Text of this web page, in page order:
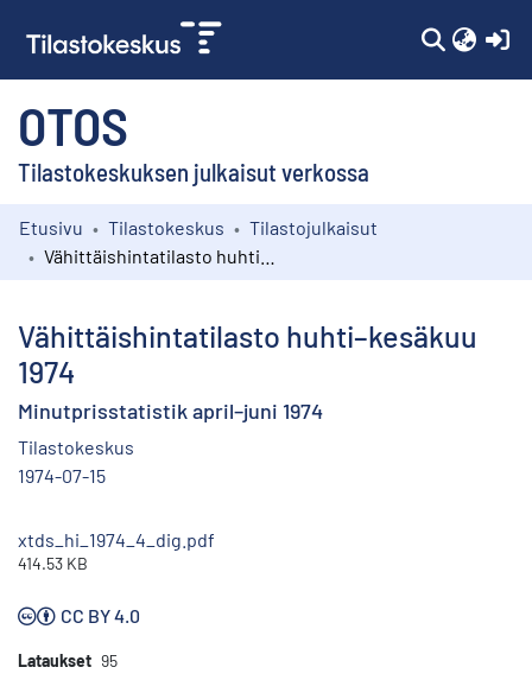
OTOS
Tilastokeskuksen julkaisut verkossa
Kokoelmat
Etusivu Tilastokeskus
Tilastojulkaisut
Vähittäishintatilasto huhti–kesäkuu
1974
Minutprisstatistik april–juni 1974
Tilastokeskus
1974-07-15
xtds_hi_1974_4_dig.pdf
414.53 KB
CC BY 4.0
Lataukset 95